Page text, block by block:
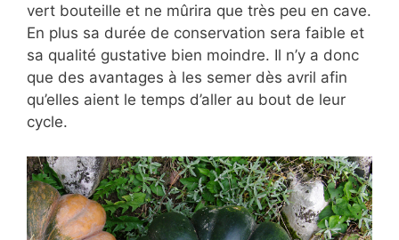
vert bouteille et ne mûrira que très peu en cave.
En plus sa durée de conservation sera faible et
sa qualité gustative bien moindre. Il n’y a donc
que des avantages à les semer dès avril afin
qu’elles aient le temps d’aller au bout de leur
cycle.